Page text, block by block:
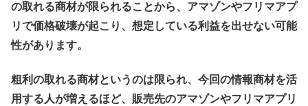
の取れる商材が限られることから、アマゾンやフリマアプ
リで価格破壊が起こり、想定している利益を出せない可能
性があります。
粗利の取れる商材というのは限られ、今回の情報商材を活
用する人が増えるほど、販売先のアマゾンやフリマアプリ